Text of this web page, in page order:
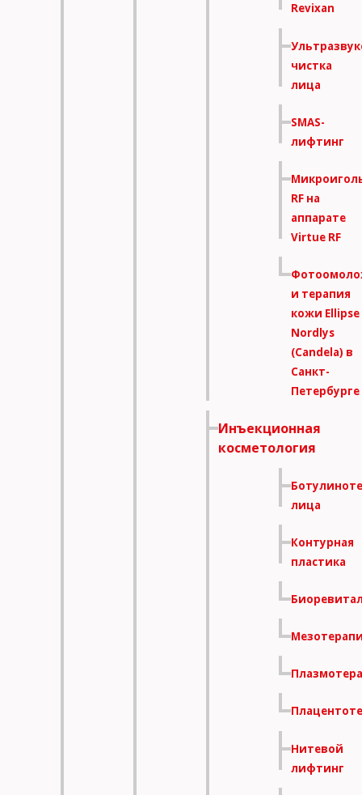
Revixan
чистка
лица
SMAS-
лифтинг
RF на
аппарате
Virtue RF
и терапия
кожи Ellipse
Nordlys
(Candela) в
Санкт-
Петербурге
Инъекционная
косметология
лица
Контурная
пластика
Нитевой
лифтинг